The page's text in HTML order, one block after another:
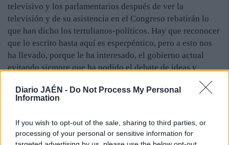
Diario JAÉN - Do Not Process My Personal
Information
If you wish to opt-out of the sale, sharing to third parties, or
processing of your personal or sensitive information for
televisivo y los parlamentarios después de ver la
televisión y de su asistencia en el Congreso rebatirán lo
que han dicho los tertulianos-políticos. Hay que reconocer
que lo escrito hasta aquí es esperpéntico, pero a esto nos
ha llevado, porque le ha interesado, el gobierno actual
evitando siempre que ha podido el debate de ideas y